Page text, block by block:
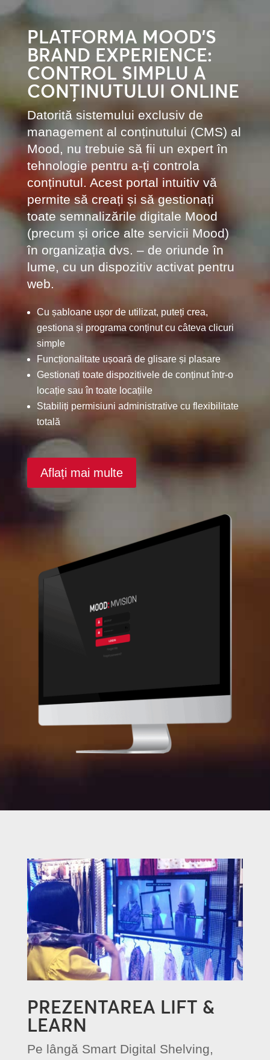
PLATFORMA MOOD’S
BRAND EXPERIENCE:
CONTROL SIMPLU A
CONȚINUTULUI ONLINE
Datorită sistemului exclusiv de
management al conținutului (CMS) al
Mood, nu trebuie să fii un expert în
tehnologie pentru a-ți controla
conținutul. Acest portal intuitiv vă
permite să creați și să gestionați
toate semnalizările digitale Mood
(precum și orice alte servicii Mood)
în organizația dvs. – de oriunde în
lume, cu un dispozitiv activat pentru
web.
Cu șabloane ușor de utilizat, puteți crea,
gestiona și programa conținut cu câteva clicuri
simple
Funcționalitate ușoară de glisare și plasare
Gestionați toate dispozitivele de conținut într-o
locație sau în toate locațiile
Stabiliți permisiuni administrative cu flexibilitate
totală
Aflați mai multe
PREZENTAREA LIFT &
LEARN
Pe lângă Smart Digital Shelving,